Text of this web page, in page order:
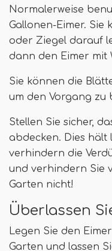
Normalerweise
Gallonen-Eimer. Sie
oder Ziegel darauf
dann den Eimer mit
Sie können die
um den Vorgang zu
Stellen Sie sicher,
abdecken. Dies hält
verhindern die
und verhindern Sie
Garten nicht!
Überlassen
Legen Sie den
Garten und lassen